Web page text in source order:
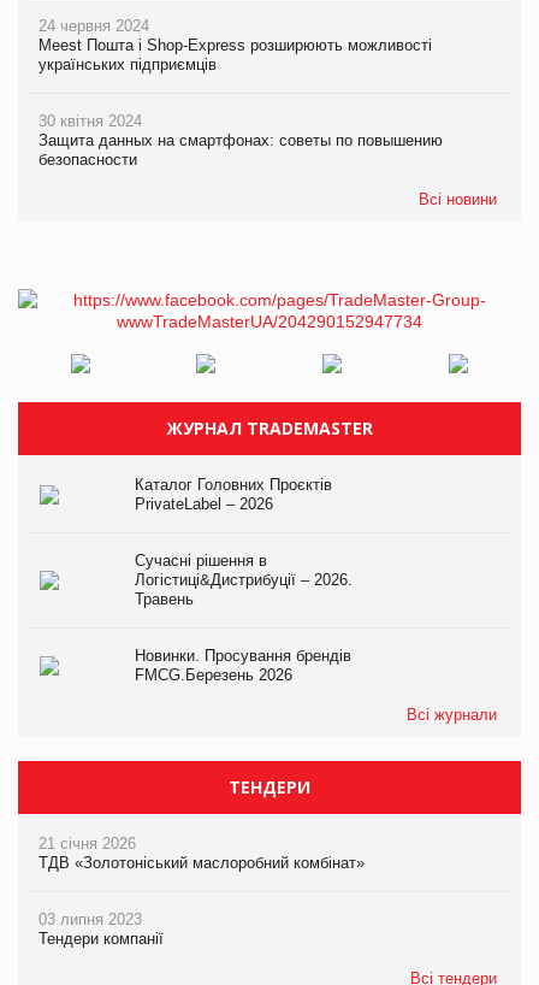
24 червня 2024
Meest Пошта і Shop-Express розширюють можливості
українських підприємців
30 квітня 2024
Защита данных на смартфонах: советы по повышению
безопасности
Всі новини
ЖУРНАЛ TRADEMASTER
Каталог Головних Проєктів
PrivateLabel – 2026
Сучасні рішення в
Логістиці&Дистрибуції – 2026.
Травень
Новинки. Просування брендів
FMCG.Березень 2026
Всі журнали
ТЕНДЕРИ
21 січня 2026
ТДВ «Золотоніський маслоробний комбінат»
03 липня 2023
Тендери компанії
Всі тендери